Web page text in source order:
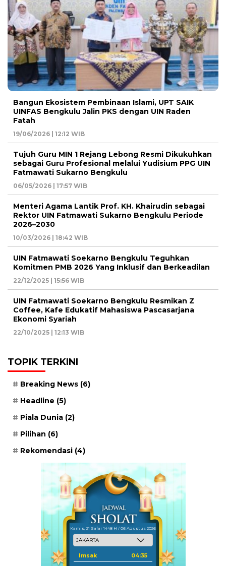
Bangun Ekosistem Pembinaan Islami, UPT SAIK
UINFAS Bengkulu Jalin PKS dengan UIN Raden
Fatah
19/06/2026 | 12:12 WIB
Tujuh Guru MIN 1 Rejang Lebong Resmi Dikukuhkan
sebagai Guru Profesional melalui Yudisium PPG UIN
Fatmawati Sukarno Bengkulu
06/05/2026 | 17:57 WIB
Menteri Agama Lantik Prof. KH. Khairudin sebagai
Rektor UIN Fatmawati Sukarno Bengkulu Periode
2026–2030
10/03/2026 | 18:42 WIB
UIN Fatmawati Soekarno Bengkulu Teguhkan
Komitmen PMB 2026 Yang Inklusif dan Berkeadilan
22/12/2025 | 15:56 WIB
UIN Fatmawati Soekarno Bengkulu Resmikan Z
Coffee, Kafe Edukatif Mahasiswa Pascasarjana
Ekonomi Syariah
22/10/2025 | 12:13 WIB
TOPIK TERKINI
Breaking News (6)
Headline (5)
Piala Dunia (2)
Pilihan (6)
Rekomendasi (4)
Kamis, 21 Safar 1448 H / 06 Agustus 2026
Imsak 04:35